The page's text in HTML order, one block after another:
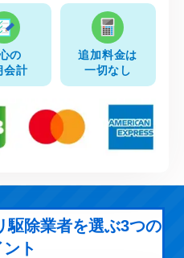
の
会計
追加料金は
一切なし
駆除業者を選ぶ3つの
ト